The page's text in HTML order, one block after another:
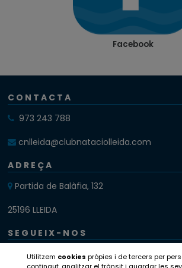
Facebook
CONTACTA
973 243 788
cnlleida@clubnataciolleida.com
ADREÇA
Partida de Balàfia, 132
25196 LLEIDA
SEGUEIX-NOS
Instagram
Utilitzem cookies pròpies i de tercers per